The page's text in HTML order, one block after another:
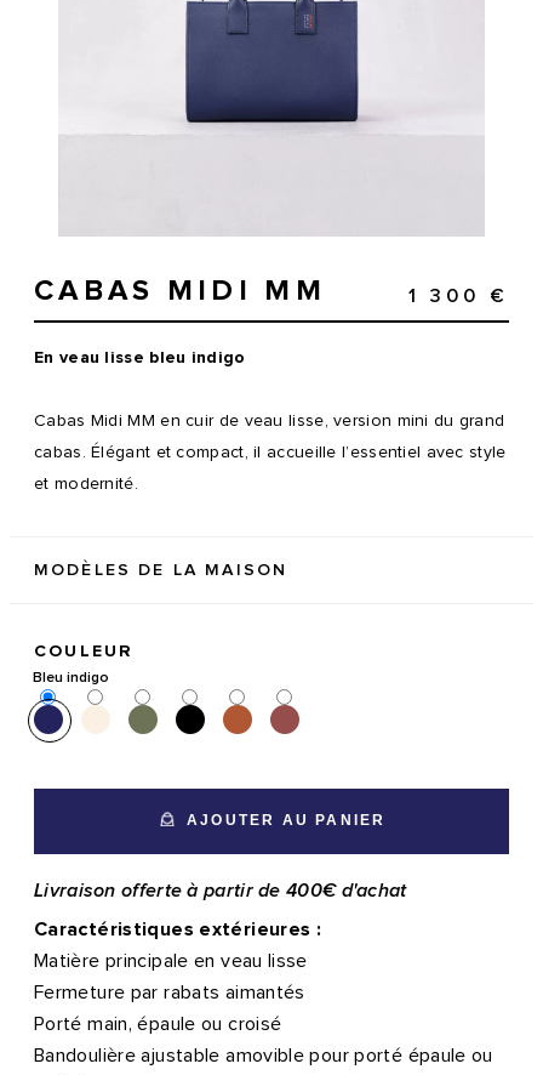
CABAS MIDI MM 1 300 €
En veau lisse bleu indigo
Cabas Midi MM en cuir de veau lisse, version mini du grand
cabas. Élégant et compact, il accueille l’essentiel avec style
et modernité.
MODÈLES DE LA MAISON
COULEUR
Bleu indigo
AJOUTER AU PANIER
Livraison offerte à partir de 400€ d'achat
Caractéristiques extérieures :
Matière principale en veau lisse
Fermeture par rabats aimantés
Porté main, épaule ou croisé
Bandoulière ajustable amovible pour porté épaule ou